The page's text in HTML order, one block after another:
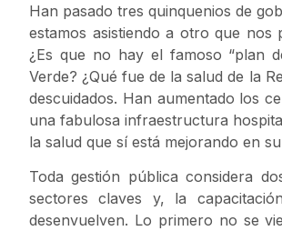
Han pasado tres quinquenios de
estamos asistiendo a otro que nos
¿Es que no hay el famoso “plan
Verde? ¿Qué fue de la salud de la
descuidados. Han aumentado los
una fabulosa infraestructura
la salud que sí está mejorando en
Toda gestión pública considera
sectores claves y, la
desenvuelven. Lo primero no se